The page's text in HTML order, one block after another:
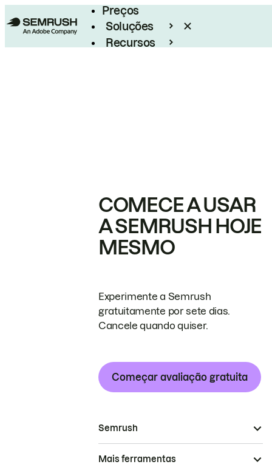
Preços
Soluções
Recursos
COMECE A USAR
A SEMRUSH HOJE
MESMO
Experimente a Semrush
gratuitamente por sete dias.
Cancele quando quiser.
Começar avaliação gratuita
Semrush
Mais ferramentas